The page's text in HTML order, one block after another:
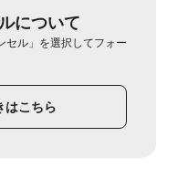
について
セル」を選択してフォー
はこちら